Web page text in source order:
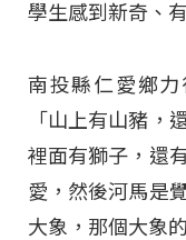
學生感到新奇、
南投縣仁愛鄉力
「山上有山豬，
裡面有獅子，還
愛，然後河馬是
大象，那個大象